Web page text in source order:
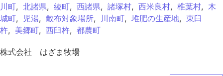
川町, 北諸県, 綾町, 西諸県, 諸塚村, 西米良村, 椎葉村, 木
城町, 児湯, 散布対象場所, 川南町, 堆肥の生産地, 東臼
杵, 美郷町, 西臼杵, 都農町
株式会社 はざま牧場